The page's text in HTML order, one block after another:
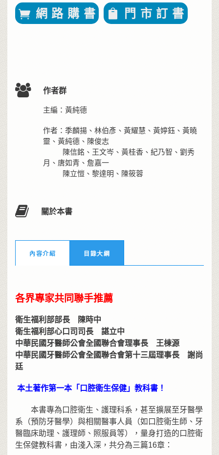
網 路 購 書 門 市 訂 書
作者群
主編：黃純德
作者：季麟揚、林伯彥、黃耀慧、黃婷鈺、黃曉
靈、黃純德、陳俊志
陳信銘、王文岑、黃桂香、紀乃智、劉秀
月、唐如青、詹嘉一
陳立愷、黎達明、陳筱蓉
關於本書
內容介紹 目錄大綱
各界專家共同聯手推薦
衛生福利部部長 陳時中
衛生福利部心口司司長 諶立中
中華民國牙醫師公會全國聯合會理事長 王棟源
中華民國牙醫師公會全國聯合會第十三屆理事長 謝尚
廷
本土著作第一本「口腔衛生保健」教科書！
本書專為口腔衛生、護理科系，甚至擴展至牙醫學
系（預防牙醫學）與相關醫事人員（如口腔衛生師、牙
醫臨床助理、護理師、照服員等），量身打造的口腔衛
生保健教科書，由淺入深，共分為三篇16章：